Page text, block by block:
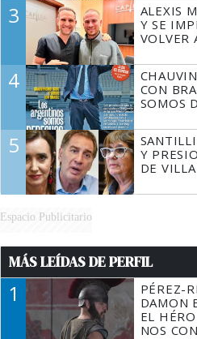
3
ALEXIS
Y SE
VOLVER
4
CON
SOMOS
5
Y
DE
Espacio Publicitario
MÁS LEÍDAS DE PERFIL
1
PÉREZ-
DAMON
EL
NOS